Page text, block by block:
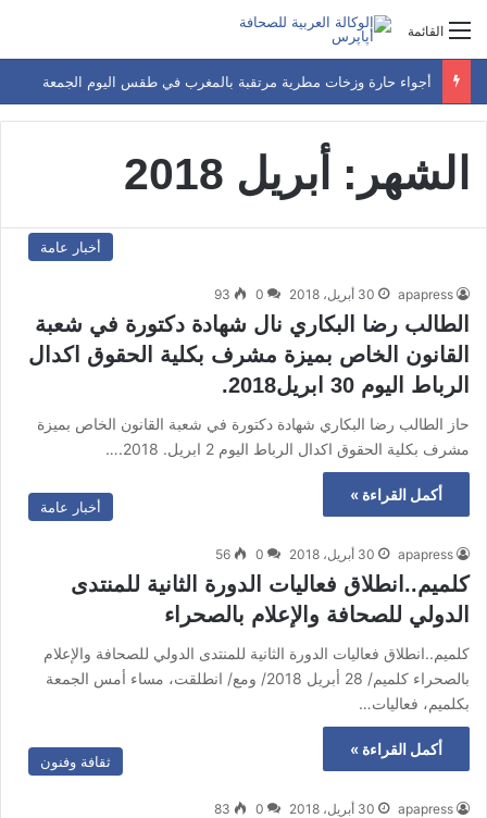
القائمة
أجواء حارة وزخات مطرية مرتقبة بالمغرب في طقس اليوم الجمعة
الشهر: أبريل 2018
أخبار عامة
apapress 30 أبريل، 2018 0
93
الطالب رضا البكاري نال شهادة دكتورة في شعبة
القانون الخاص بميزة مشرف بكلية الحقوق اكدال
الرباط اليوم 30 ابريل2018.
حاز الطالب رضا البكاري شهادة دكتورة في شعبة القانون الخاص بميزة
مشرف بكلية الحقوق اكدال الرباط اليوم 2 ابريل. 2018.…
أكمل القراءة »
أخبار عامة
apapress 30 أبريل، 2018 0
56
كلميم..انطلاق فعاليات الدورة الثانية للمنتدى
الدولي للصحافة والإعلام بالصحراء
كلميم..انطلاق فعاليات الدورة الثانية للمنتدى الدولي للصحافة والإعلام
بالصحراء كلميم/ 28 أبريل 2018/ ومع/ انطلقت، مساء أمس الجمعة
بكلميم، فعاليات…
أكمل القراءة »
ثقافة وفنون
apapress 30 أبريل، 2018 0
83